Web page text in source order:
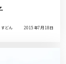
すどん 2015年7月18日